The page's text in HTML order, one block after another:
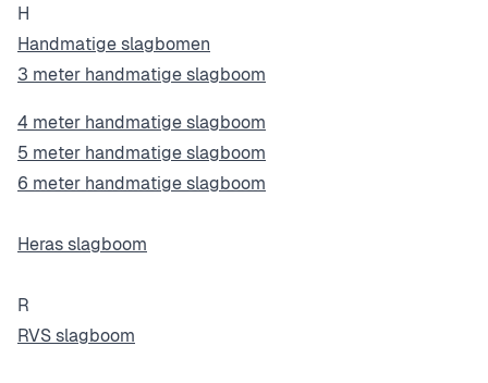
H
Handmatige slagbomen
3 meter handmatige slagboom
4 meter handmatige slagboom
5 meter handmatige slagboom
6 meter handmatige slagboom
Heras slagboom
R
RVS slagboom